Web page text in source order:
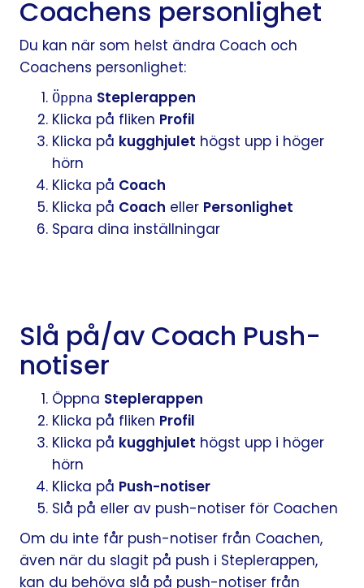
Coachens personlighet
Du kan när som helst ändra Coach och
Coachens personlighet:
Öppna Steplerappen
Klicka på fliken Profil
Klicka på kugghjulet högst upp i höger
hörn
Klicka på Coach
Klicka på Coach eller Personlighet
Spara dina inställningar
Slå på/av Coach Push-
notiser
Öppna Steplerappen
Klicka på fliken Profil
Klicka på kugghjulet högst upp i höger
hörn
Klicka på Push-notiser
Slå på eller av push-notiser för Coachen
Om du inte får push-notiser från Coachen,
även när du slagit på push i Steplerappen,
kan du behöva slå på push-notiser från